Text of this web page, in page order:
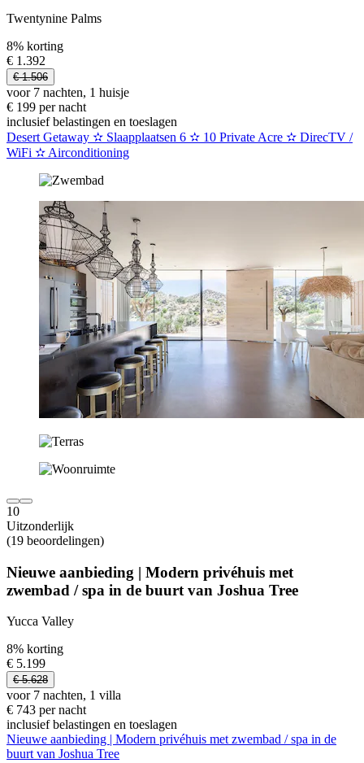
Twentynine Palms
8% korting
€ 1.392
€ 1.506
voor 7 nachten, 1 huisje
€ 199 per nacht
inclusief belastingen en toeslagen
Desert Getaway ✫ Slaapplaatsen 6 ✫ 10 Private Acre ✫ DirecTV /
WiFi ✫ Airconditioning
10
Uitzonderlijk
(19 beoordelingen)
Nieuwe aanbieding | Modern privéhuis met
zwembad / spa in de buurt van Joshua Tree
Yucca Valley
8% korting
€ 5.199
€ 5.628
voor 7 nachten, 1 villa
€ 743 per nacht
inclusief belastingen en toeslagen
Nieuwe aanbieding | Modern privéhuis met zwembad / spa in de
buurt van Joshua Tree